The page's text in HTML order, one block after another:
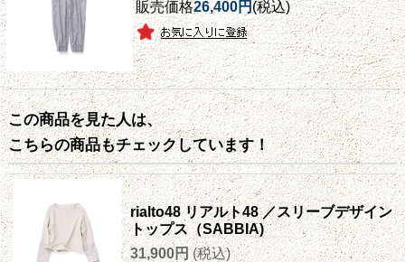
販売価格26,400円(税込)
この商品を見た人は、
こちらの商品もチェックしています！
rialto48 リアルト48 ／スリーブデザイン
トップス（SABBIA)
31,900円 (税込)